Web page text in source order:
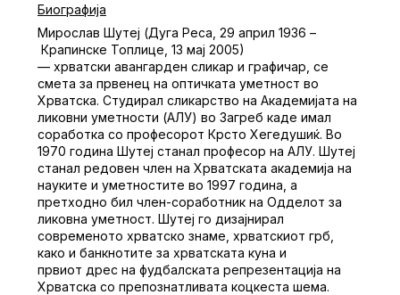
Биографија
Мирослав Шутеј (Дуга Реса, 29 април 1936 –
Крапинске Топлице, 13 мај 2005)
— хрватски авангарден сликар и графичар, се
смета за првенец на оптичката уметност во
Хрватска. Студирал сликарство на Академијата на
ликовни уметности (АЛУ) во Загреб каде имал
соработка со професорот Крсто Хегедушиќ. Во
1970 година Шутеј станал професор на АЛУ. Шутеј
станал редовен член на Хрватската академија на
науките и уметностите во 1997 година, а
претходно бил член-соработник на Одделот за
ликовна уметност. Шутеј го дизајнирал
современото хрватско знаме, хрватскиот грб,
како и банкнотите за хрватската куна и
првиот дрес на фудбалската репрезентација на
Хрватска со препознатливата коцкеста шема.